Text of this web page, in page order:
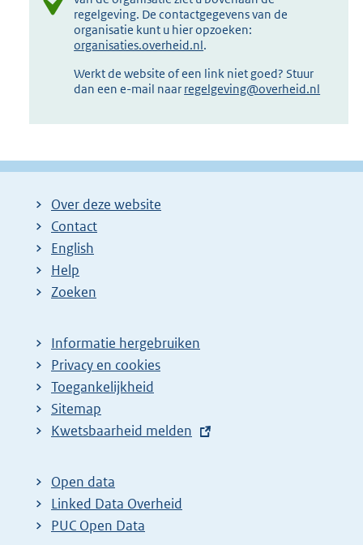
regelgeving. De contactgegevens van de
organisatie kunt u hier opzoeken:
organisaties.overheid.nl.
Werkt de website of een link niet goed? Stuur
dan een e-mail naar regelgeving@overheid.nl
Over deze website
Contact
English
Help
Zoeken
Informatie hergebruiken
Privacy en cookies
Toegankelijkheid
Sitemap
E
t
e
r
Kwetsbaarheid melden
Open data
Linked Data Overheid
PUC Open Data